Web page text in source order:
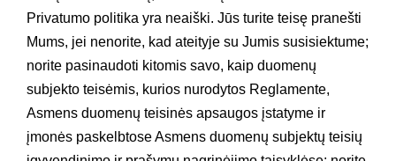
Privatumo politika yra neaiški. Jūs turite teisę pranešti
Mums, jei nenorite, kad ateityje su Jumis susisiektume;
norite pasinaudoti kitomis savo, kaip duomenų
subjekto teisėmis, kurios nurodytos Reglamente,
Asmens duomenų teisinės apsaugos įstatyme ir
įmonės paskelbtose Asmens duomenų subjektų teisių